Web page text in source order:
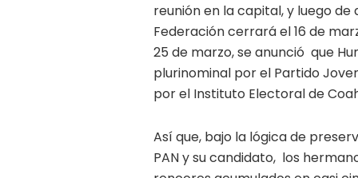
reunión en la capital, y luego
Federación cerrará el 16 de
25 de marzo, se anunció que
plurinominal por el Partido
por el Instituto Electoral de
Así que, bajo la lógica de
PAN y su candidato, los